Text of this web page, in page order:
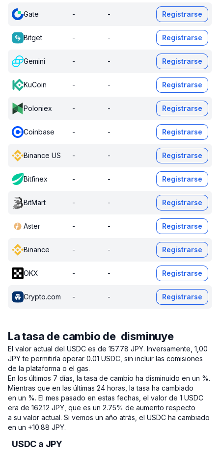
Gate - - Registrarse
Bitget - - Registrarse
Gemini - - Registrarse
KuCoin - - Registrarse
Poloniex - - Registrarse
Coinbase - - Registrarse
Binance US - - Registrarse
Bitfinex - - Registrarse
BitMart - - Registrarse
Aster - - Registrarse
Binance - - Registrarse
OKX - - Registrarse
Crypto.com - - Registrarse
La tasa de cambio de disminuye
El valor actual del USDC es de 157.78 JPY. Inversamente, 1,00
JPY te permitiría operar 0.01 USDC, sin incluir las comisiones
de la plataforma o el gas.
En los últimos 7 días, la tasa de cambio ha disminuido en un %.
Mientras que en las últimas 24 horas, la tasa ha cambiado
en un %. El mes pasado en estas fechas, el valor de 1 USDC
era de 162.12 JPY, que es un 2.75% de aumento respecto
a su valor actual. Si vemos un año atrás, el USDC ha cambiado
en un +10.88 JPY.
USDC a JPY